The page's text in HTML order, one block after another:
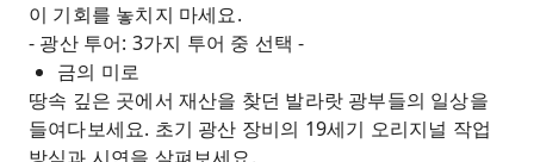
이 기회를 놓치지 마세요.
- 광산 투어: 3가지 투어 중 선택 -
금의 미로
땅속 깊은 곳에서 재산을 찾던 발라랏 광부들의 일상을
들여다보세요. 초기 광산 장비의 19세기 오리지널 작업